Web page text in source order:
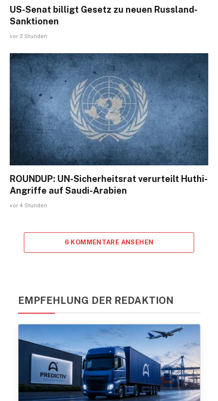
US-Senat billigt Gesetz zu neuen Russland-
Sanktionen
vor 3 Stunden
ROUNDUP: UN-Sicherheitsrat verurteilt Huthi-
Angriffe auf Saudi-Arabien
vor 4 Stunden
6 KOMMENTARE ANSEHEN
EMPFEHLUNG DER REDAKTION